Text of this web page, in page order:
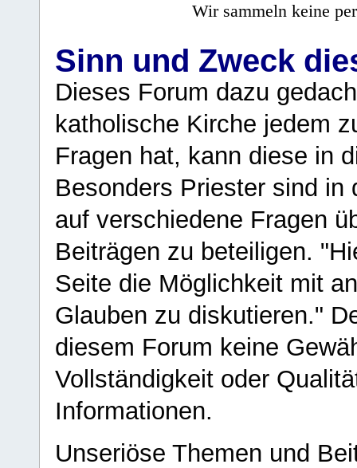
Wir sammeln keine
Sinn und Zweck
Dieses Forum dazu
katholische Kirche jedem
Fragen hat, kann diese in
Besonders Priester sind in
auf verschiedene Fragen
Beiträgen zu beteiligen.
Seite die Möglichkeit mit
Glauben zu diskutieren."
diesem Forum keine
Vollständigkeit oder
Informationen.
Unseriöse Themen und